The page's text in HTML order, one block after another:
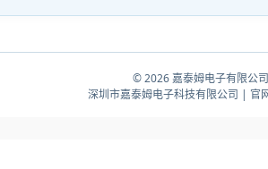
© 2026 嘉泰姆电子有限公
深圳市嘉泰姆电子科技有限公司 | 官